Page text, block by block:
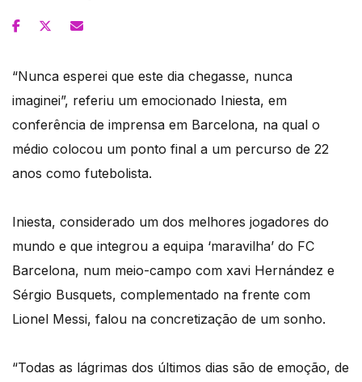
“Nunca esperei que este dia chegasse, nunca
imaginei”, referiu um emocionado Iniesta, em
conferência de imprensa em Barcelona, na qual o
médio colocou um ponto final a um percurso de 22
anos como futebolista.
Iniesta, considerado um dos melhores jogadores do
mundo e que integrou a equipa ‘maravilha’ do FC
Barcelona, num meio-campo com xavi Hernández e
Sérgio Busquets, complementado na frente com
Lionel Messi, falou na concretização de um sonho.
“Todas as lágrimas dos últimos dias são de emoção, de